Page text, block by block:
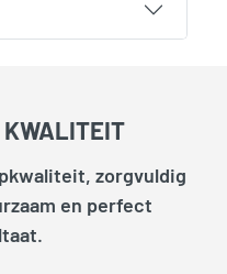
KWALITEIT
zorgvuldig
en perfect